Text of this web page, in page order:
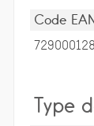
Code
Type